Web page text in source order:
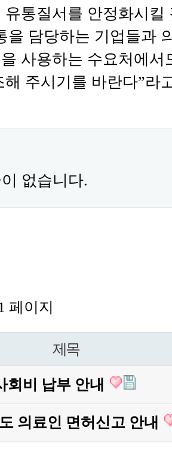
유통질서를 안정화시킬
을 담당하는 기업들과
사용하는 수요처에서
해 주시기를 바란다”
없습니다.
페이지
제목
회비 납부 안내
의료인 면허신고 안내